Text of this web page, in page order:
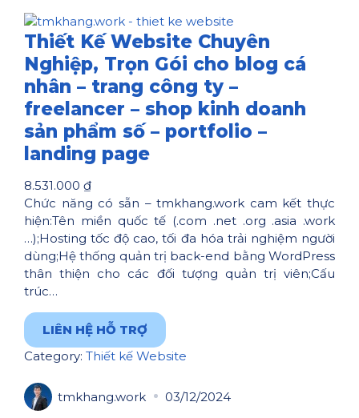
Thiết Kế Website Chuyên
Nghiệp, Trọn Gói cho blog cá
nhân – trang công ty –
freelancer – shop kinh doanh
sản phẩm số – portfolio –
landing page
8.531.000 ₫
Chức năng có sẵn – tmkhang.work cam kết thực
hiện:Tên miền quốc tế (.com .net .org .asia .work
…);Hosting tốc độ cao, tối đa hóa trải nghiệm người
dùng;Hệ thống quản trị back-end bằng WordPress
thân thiện cho các đối tượng quản trị viên;Cấu
trúc…
LIÊN HỆ HỖ TRỢ
Category: Thiết kế Website
tmkhang.work 03/12/2024